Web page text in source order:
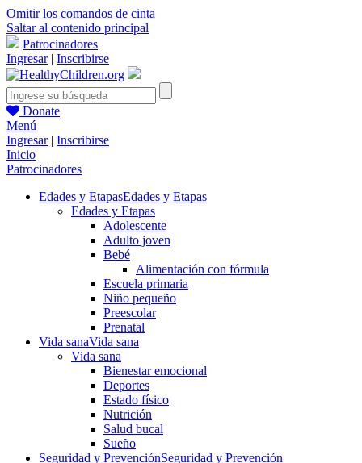
Omitir los comandos de cinta
Saltar al contenido principal
Patrocinadores
Ingresar| Inscribirse
Donate
Menú
Ingresar| Inscribirse
Inicio
Patrocinadores
Edades y EtapasEdades y Etapas
Edades y Etapas
Adolescente
Adulto joven
Bebé
Alimentación con fórmula
Escuela primaria
Niño pequeño
Preescolar
Prenatal
Vida sanaVida sana
Vida sana
Bienestar emocional
Deportes
Estado físico
Nutrición
Salud bucal
Sueño
Seguridad y PrevenciónSeguridad y Prevención